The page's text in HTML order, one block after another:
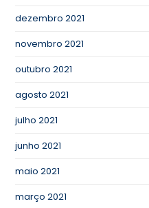
dezembro 2021
novembro 2021
outubro 2021
agosto 2021
julho 2021
junho 2021
maio 2021
março 2021